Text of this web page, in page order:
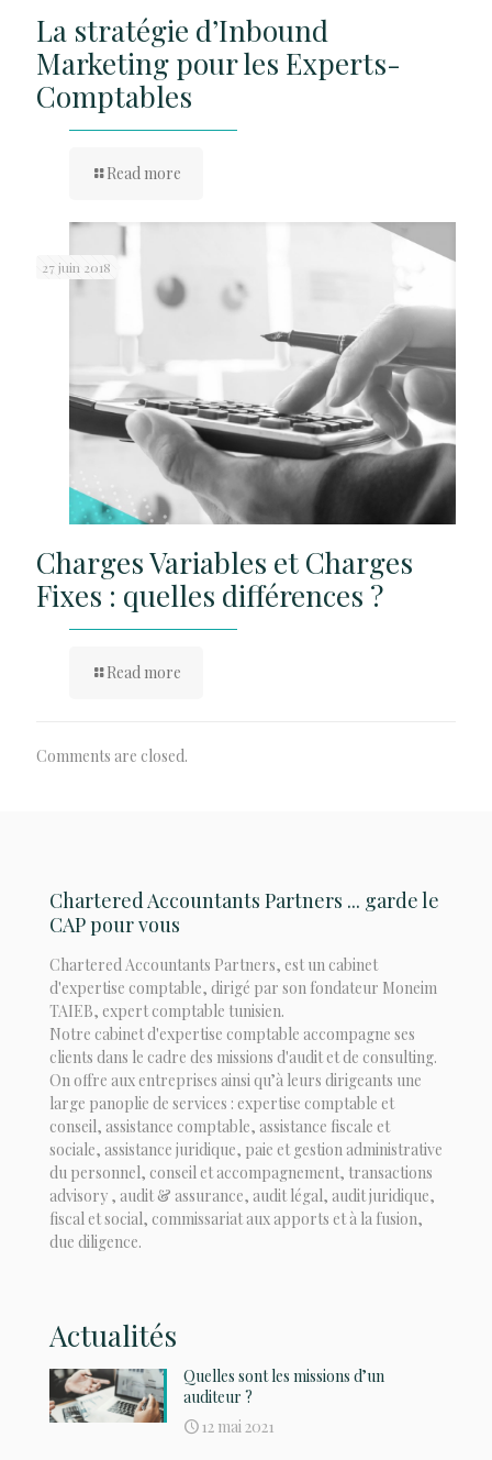
La stratégie d’Inbound
Marketing pour les Experts-
Comptables
Read more
27 juin 2018
Charges Variables et Charges
Fixes : quelles différences ?
Read more
Comments are closed.
Chartered Accountants Partners ... garde le
CAP pour vous
Chartered Accountants Partners, est un cabinet
d'expertise comptable, dirigé par son fondateur Moneim
TAIEB, expert comptable tunisien.
Notre cabinet d'expertise comptable accompagne ses
clients dans le cadre des missions d'audit et de consulting.
On offre aux entreprises ainsi qu’à leurs dirigeants une
large panoplie de services : expertise comptable et
conseil, assistance comptable, assistance fiscale et
sociale, assistance juridique, paie et gestion administrative
du personnel, conseil et accompagnement, transactions
advisory , audit & assurance, audit légal, audit juridique,
fiscal et social, commissariat aux apports et à la fusion,
due diligence.
Actualités
Quelles sont les missions d’un
auditeur ?
12 mai 2021